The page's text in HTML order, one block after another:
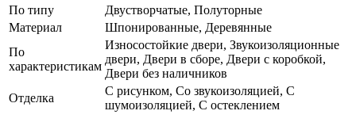
По типу
Двустворчатые, Полуторные
Материал
Шпонированные, Деревянные
По
характеристикам
Износостойкие двери, Звукоизоляционные
двери, Двери в сборе, Двери с коробкой,
Двери без наличников
Отделка
С рисунком, Со звукоизоляцией, С
шумоизоляцией, С остеклением